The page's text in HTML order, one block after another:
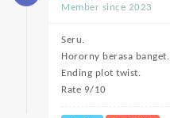
Member since 2023
Seru.
Hororny berasa banget.
Ending plot twist.
Rate 9/10